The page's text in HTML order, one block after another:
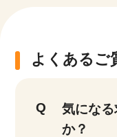
よくあるご
気にな
か？